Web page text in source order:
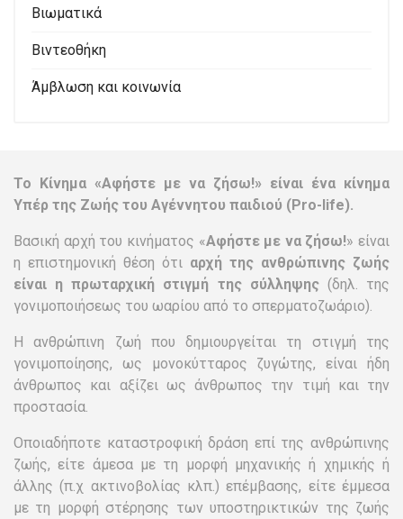
Βιωματικά
Βιντεοθήκη
Άμβλωση και κοινωνία
Το Κίνημα «Αφήστε με να ζήσω!» είναι ένα κίνημα
Υπέρ της Ζωής του Αγέννητου παιδιού (Pro-life).
Βασική αρχή του κινήματος «Αφήστε με να ζήσω!» είναι
η επιστημονική θέση ότι αρχή της ανθρώπινης ζωής
είναι η πρωταρχική στιγμή της σύλληψης(δηλ. της
γονιμοποιήσεως του ωαρίου από το σπερματοζωάριο).
Η ανθρώπινη ζωή που δημιουργείται τη στιγμή της
γονιμοποίησης, ως μονοκύτταρος ζυγώτης, είναι ήδη
άνθρωπος και αξίζει ως άνθρωπος την τιμή και την
προστασία.
Οποιαδήποτε καταστροφική δράση επί της ανθρώπινης
ζωής, είτε άμεσα με τη μορφή μηχανικής ή χημικής ή
άλλης (π.χ ακτινοβολίας κλπ.) επέμβασης, είτε έμμεσα
με τη μορφή στέρησης των υποστηρικτικών της ζωής